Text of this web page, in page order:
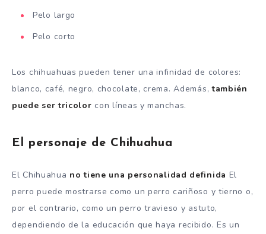
Pelo largo
Pelo corto
Los chihuahuas pueden tener una infinidad de colores:
blanco, café, negro, chocolate, crema. Además,también
puede ser tricolor con líneas y manchas.
El personaje de Chihuahua
El Chihuahua no tiene una personalidad definida El
perro puede mostrarse como un perro cariñoso y tierno o,
por el contrario, como un perro travieso y astuto,
dependiendo de la educación que haya recibido. Es un